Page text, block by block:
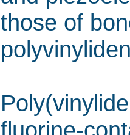
those of
fluorine-